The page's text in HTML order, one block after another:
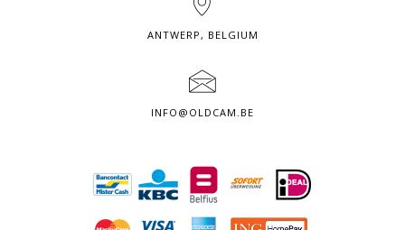
ANTWERP, BELGIUM
INFO@OLDCAM.BE